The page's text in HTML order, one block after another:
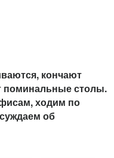
кончают
поминальные столы.
ходим по
об